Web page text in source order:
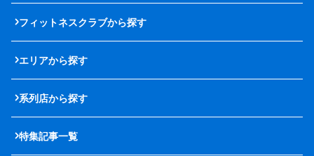
フィットネスクラブから探す
エリアから探す
系列店から探す
特集記事一覧